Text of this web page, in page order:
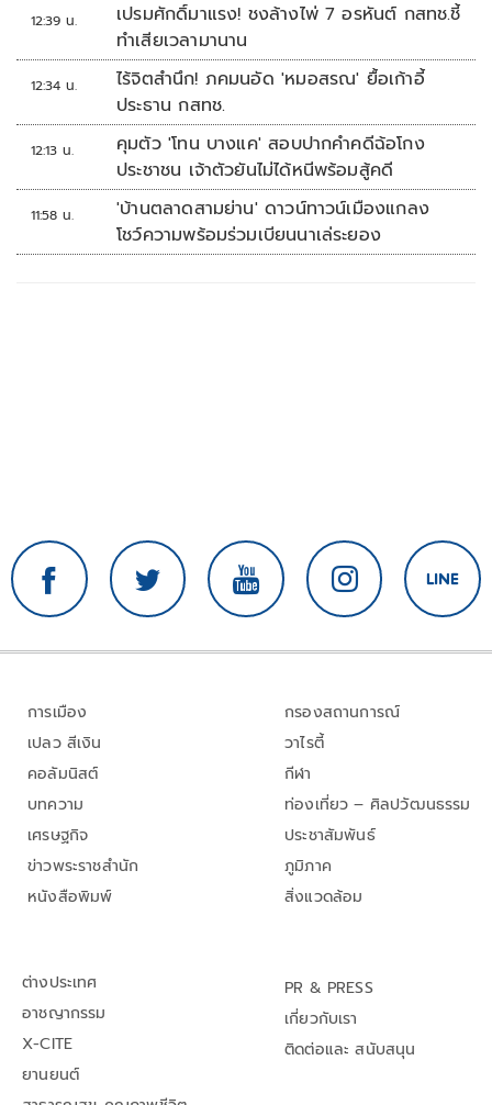
12:39 น.
เปรมศักดิ์มาแรง! ชงล้างไพ่ 7 อรหันต์ กสทช.ชี้
ทำเสียเวลามานาน
12:34 น.
ไร้จิตสำนึก! ภคมนอัด 'หมอสรณ' ยื้อเก้าอี้
ประธาน กสทช.
12:13 น.
คุมตัว 'โทน บางแค' สอบปากคำคดีฉ้อโกง
ประชาชน เจ้าตัวยันไม่ได้หนีพร้อมสู้คดี
11:58 น.
'บ้านตลาดสามย่าน' ดาวน์ทาวน์เมืองแกลง
โชว์ความพร้อมร่วมเบียนนาเล่ระยอง
การเมือง
เปลว สีเงิน
คอลัมนิสต์
บทความ
เศรษฐกิจ
ข่าวพระราชสำนัก
หนังสือพิมพ์
กรองสถานการณ์
วาไรตี้
กีฬา
ท่องเที่ยว – ศิลปวัฒนธรรม
ประชาสัมพันธ์
ภูมิภาค
สิ่งแวดล้อม
ต่างประเทศ
อาชญากรรม
X-CITE
ยานยนต์
PR & PRESS
เกี่ยวกับเรา
ติดต่อและ สนับสนุน